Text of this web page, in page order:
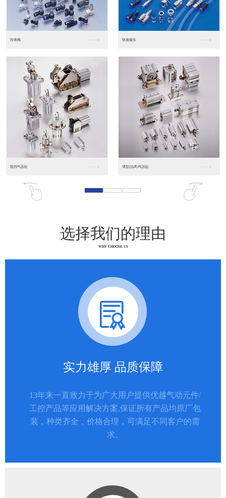
东莞松下PLC 松下人机界面GT07
松下人机界面DP10... 数字光钎传感器FX-...
选择我们的理由
WHY CHOOSE US
实力雄厚 品质保障
13年来一直致力于为广大用户提供优越气动元件/
工控产品等应用解决方案,保证所有产品均原厂包
装，种类齐全，价格合理，可满足不同客户的需
求。